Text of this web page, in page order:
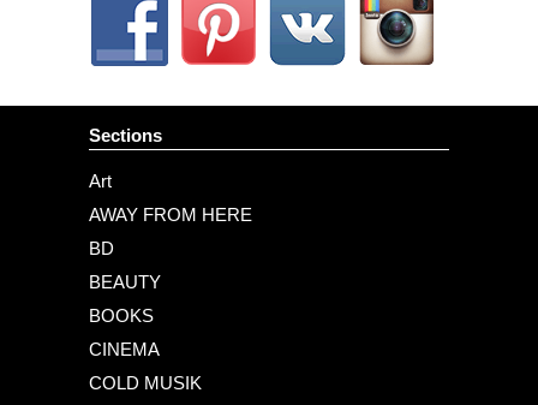
Sections
Art
AWAY FROM HERE
BD
BEAUTY
BOOKS
CINEMA
COLD MUSIK